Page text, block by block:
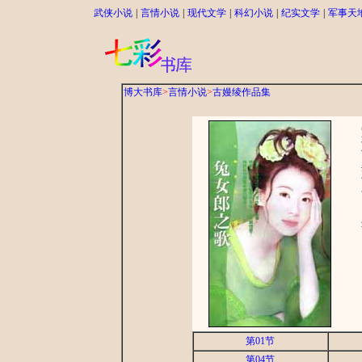
武侠小说 言情小说 现代文学 科幻小说 纪实文学 军事天
博大书库>言情小说>古嫚绫作品集
第01节
第04节